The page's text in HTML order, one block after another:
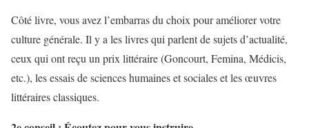
Côté livre, vous avez l’embarras du choix pour améliorer votre
culture générale. Il y a les livres qui parlent de sujets d’actualité,
ceux qui ont reçu un prix littéraire (Goncourt, Femina, Médicis,
etc.), les essais de sciences humaines et sociales et les œuvres
littéraires classiques.